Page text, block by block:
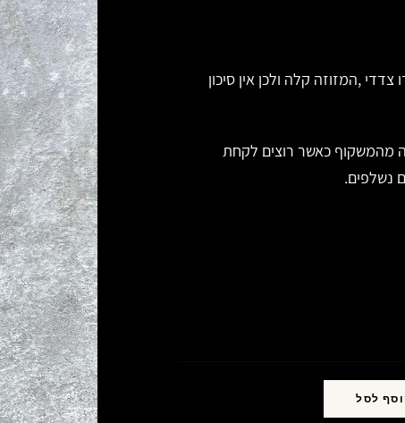
,המזוזה קלה ולכן אין סיכון
מהמשקוף כאשר רוצים לקחת
נשלפים.
לסל